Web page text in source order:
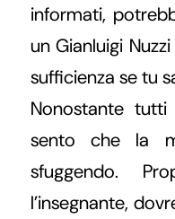
informati,
un Gianluigi
sufficienza se tu
Nonostante
sento che la
sfuggendo.
l’insegnante,